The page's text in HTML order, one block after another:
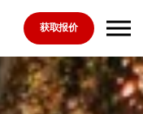
获取报价